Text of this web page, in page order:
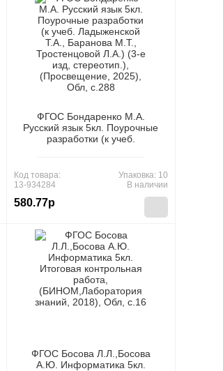
ФГОС Бондаренко М.А.
Русский язык 5кл. Поурочные
разработки (к учеб.
изд, стереотип.),
(Просвещение, 2025), Обл,
Код товара:
13-934284
580.77р
Упаковка: 10
В наличии
ФГОС Босова Л.Л.,Босова
А.Ю. Информатика 5кл.